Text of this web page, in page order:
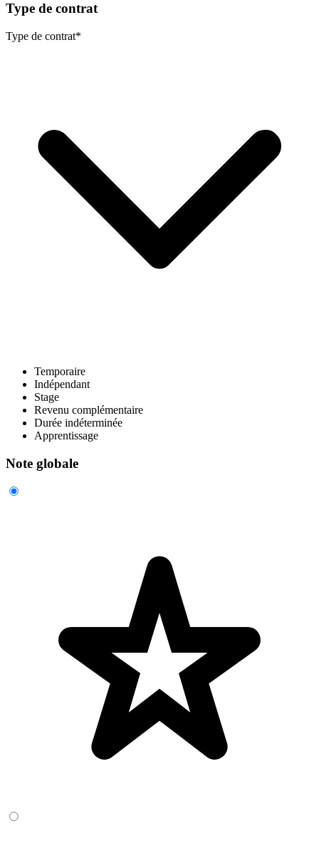
Type de contrat
Type de contrat*
Temporaire
Indépendant
Stage
Revenu complémentaire
Durée indéterminée
Apprentissage
Note globale